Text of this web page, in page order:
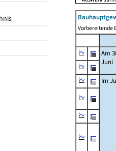
Vorbereitende
Am
Juni
Im